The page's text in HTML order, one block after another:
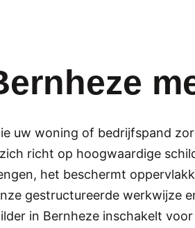
uw woning of bedrijfspand
richt op hoogwaardige
het beschermt
gestructureerde werkwijze
in Bernheze inschakelt